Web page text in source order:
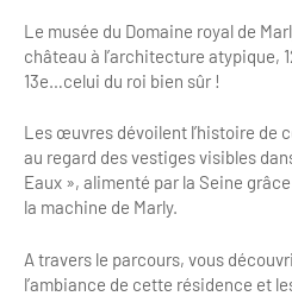
Matinales
Webinaires
Bilan des actions de
Améliorer l’expérience
Besoins et attentes des visiteurs
Cabarets et casino
Expériences et visites
Grands magasins et outlets
Golfs
Incentive et team building
Le musée du Domaine royal de
château à l’architecture atypique,
13e…celui du roi bien sûr !
Les œuvres dévoilent l’histoire de
au regard des vestiges visibles
Eaux », alimenté par la Seine
la machine de Marly.
A travers le parcours, vous
l’ambiance de cette résidence et